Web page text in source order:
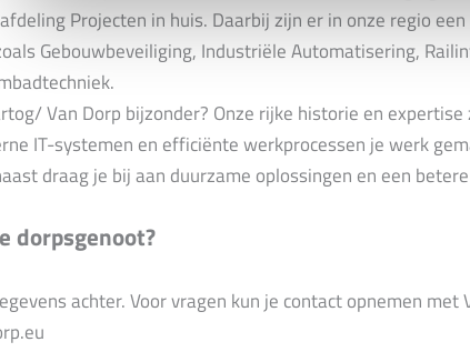
Projecten in huis. Daarbij zijn er in onze regio
Gebouwbeveiliging, Industriële Automatisering,
Van Dorp bijzonder? Onze rijke historie en expertise
IT-systemen en efficiënte werkprocessen je werk
draag je bij aan duurzame oplossingen en een
dorpsgenoot?
achter. Voor vragen kun je contact opnemen met